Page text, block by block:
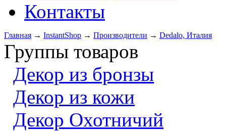
Контакты
Главная → InstantShop → Производители → Dedalo, Италия
Группы товаров
Декор из бронзы
Декор из кожи
Декор Охотничий